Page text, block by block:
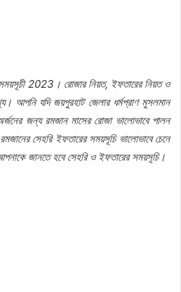
2023। রোজার নিয়ত, ইফতারের নিয়ত ও
আপনি যদি জয়পুরহাট জেলার ধর্মপ্রাণ মুসলমান
জন্য রমজান মাসের রোজা ভালোভাবে পালন
সেহরি ইফতারের সময়সূচি ভালোভাবে চেনে
জানতে হবে সেহরি ও ইফতারের সময়সূচি।